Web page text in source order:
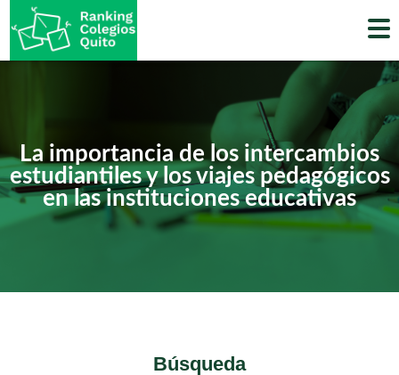
to
content
La importancia de los intercambios
estudiantiles y los viajes pedagógicos
en las instituciones educativas
Búsqueda